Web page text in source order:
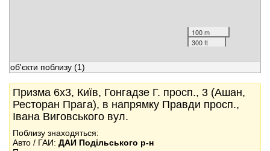
100 m
300 ft
об'єкти поблизу (1)
Призма 6x3, Київ, Гонгадзе Г. просп., 3 (Ашан,
Ресторан Прага), в напрямку Правди просп.,
Івана Виговського вул.
Поблизу знаходяться:
Авто / ГАИ: ДАИ Подільського р-н